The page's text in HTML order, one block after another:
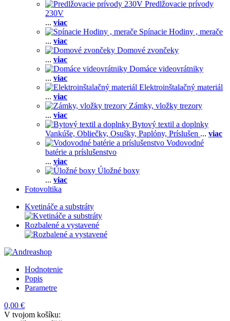
Predlžovacie prívody
230V
... viac
Spínacie Hodiny , merače
... viac
Domové zvončeky
... viac
Domáce videovrátniky
... viac
Elektroinštalačný materiál
... viac
Zámky, vložky trezory
... viac
Bytový textil a doplnky
Vankúše, Obliečky, Osušky, Paplóny, Príslušen ... viac
Vodovodné
batérie a príslušenstvo
... viac
Úložné boxy
... viac
Fotovoltika
Kvetináče a substráty
Rozbalené a vystavené
Hodnotenie
Popis
Parametre
0,00 €
V tvojom košíku: